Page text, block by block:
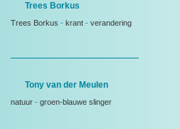
Trees Borkus
Trees Borkus - krant - verandering
Tony van der Meulen
natuur - groen-blauwe slinger